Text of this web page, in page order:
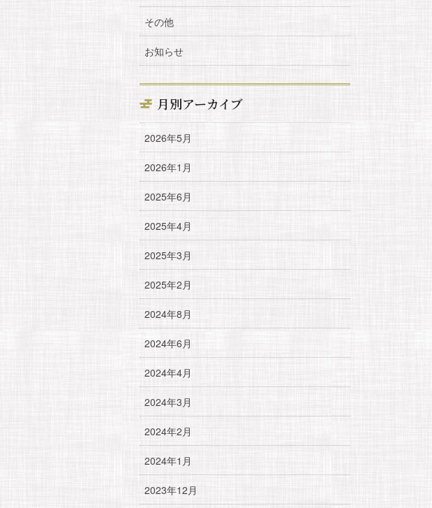
その他
お知らせ
月別アーカイブ
2026年5月
2026年1月
2025年6月
2025年4月
2025年3月
2025年2月
2024年8月
2024年6月
2024年4月
2024年3月
2024年2月
2024年1月
2023年12月